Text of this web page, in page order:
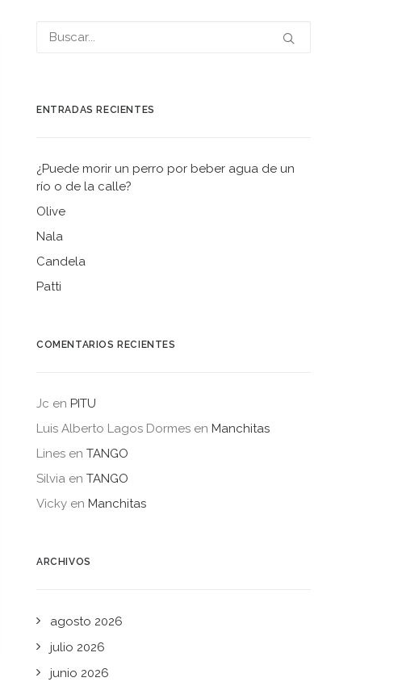
ENTRADAS RECIENTES
¿Puede morir un perro por beber agua de un
río o de la calle?
Olive
Nala
Candela
Patti
COMENTARIOS RECIENTES
Jc en PITU
Luis Alberto Lagos Dormes en Manchitas
Lines en TANGO
Silvia en TANGO
Vicky en Manchitas
ARCHIVOS
agosto 2026
julio 2026
junio 2026